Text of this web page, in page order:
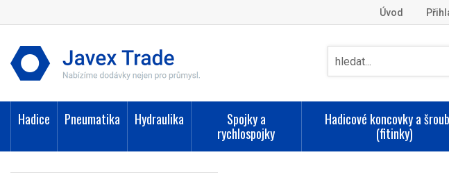
Úvod
Hadice Pneumatika Hydraulika
Spojky a
rychlospojky
Hadicové koncovky a
(fitinky)